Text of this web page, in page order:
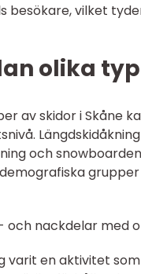
besökare, vilket
olika
av skidor i Skåne
och
nackdelar med
varit en aktivitet